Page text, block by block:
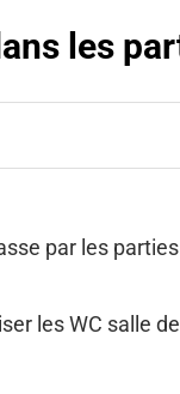
les
par les
les WC salle